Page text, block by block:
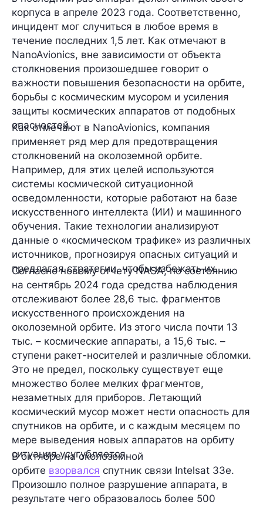
корпуса в апреле 2023 года. Соответственно,
инцидент мог случиться в любое время в
течение последних 1,5 лет. Как отмечают в
NanoAvionics, вне зависимости от объекта
столкновения произошедшее говорит о
важности повышения безопасности на орбите,
борьбы с космическим мусором и усиления
защиты космических аппаратов от подобных
опасностей.
Как отмечают в NanoAvionics, компания
применяет ряд мер для предотвращения
столкновений на околоземной орбите.
Например, для этих целей используются
системы космической ситуационной
осведомленности, которые работают на базе
искусственного интеллекта (ИИ) и машинного
обучения. Такие технологии анализируют
данные о «космическом трафике» из различных
источников, прогнозируя опасных ситуаций и
предлагая стратегии, чтобы избежать их.
Согласно новому отчету NASA, по состоянию
на сентябрь 2024 года средства наблюдения
отслеживают более 28,6 тыс. фрагментов
искусственного происхождения на
околоземной орбите. Из этого числа почти 13
тыс. – космические аппараты, а 15,6 тыс. –
ступени ракет-носителей и различные обломки.
Это не предел, поскольку существует еще
множество более мелких фрагментов,
незаметных для приборов. Летающий
космический мусор может нести опасность для
спутников на орбите, и с каждым месяцем по
мере выведения новых аппаратов на орбиту
ситуация усугубляется.
В октябре на околоземной
орбите взорвался спутник связи Intelsat 33e.
Произошло полное разрушение аппарата, в
результате чего образовалось более 500